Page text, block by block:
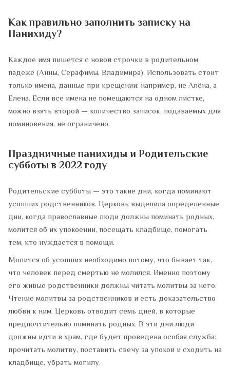
Как правильно заполнить записку на
Панихиду?
Каждое имя пишется с новой строчки в родительном
падеже (Анны, Серафимы, Владимира). Использовать стоит
только имена, данные при крещении: например, не Алёна, а
Елена. Если все имена не помещаются на одном листке,
можно взять второй — количество записок, подаваемых для
поминовения, не ограничено.
Праздничные панихиды и Родительские
субботы в 2022 году
Родительские субботы — это такие дни, когда поминают
усопших родственников. Церковь выделила определенные
дни, когда православные люди должны поминать родных,
молится об их упокоении, посещать кладбище, помогать
тем, кто нуждается в помощи.
Молится об усопших необходимо потому, что бывает так,
что человек перед смертью не молился. Именно поэтому
его живые родственники должны читать молитвы за него.
Чтение молитвы за родственников и есть доказательство
любви к ним. Церковь отводит семь дней, в которые
предпочтительно поминать родных. В эти дни люди
должны идти в храм, где будет проведена особая служба:
прочитать молитву, поставить свечу за упокой и сходить на
кладбище, убрать могилу.